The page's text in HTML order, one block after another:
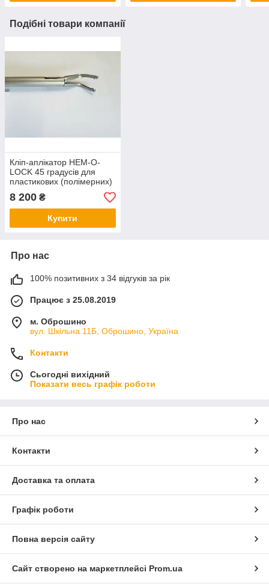
Подібні товари компанії
Кліп-аплікатор HEM-O-
LOCK 45 градусів для
пластикових (полімерних)
кліпс (XL) великого
розміру, Ф10Х330 мм
8 200 ₴
Купити
Про нас
100% позитивних з 34 відгуків за рік
Працює з 25.08.2019
м. Оброшино
вул. Шкільна 11Б, Оброшино, Україна
Контакти
Сьогодні вихідний
Показати весь графік роботи
Про нас
Контакти
Доставка та оплата
Графік роботи
Повна версія сайту
Сайт створено на маркетплейсі Prom.ua